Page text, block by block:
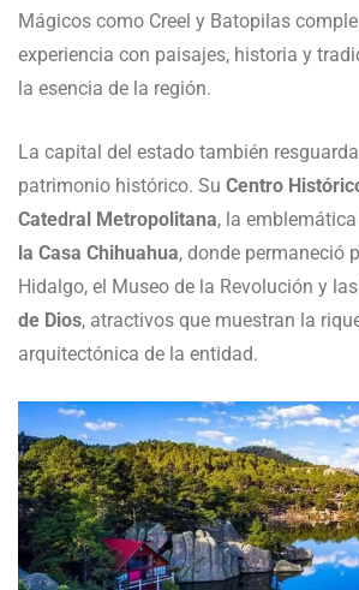
Mágicos como Creel y Batopilas
experiencia con paisajes, historia y
la esencia de la región.
La capital del estado también
patrimonio histórico. Su Centro
Catedral Metropolitana, la emblemática
la Casa Chihuahua, donde permaneció
Hidalgo, el Museo de la Revolución y las
de Dios, atractivos que muestran la
arquitectónica de la entidad.